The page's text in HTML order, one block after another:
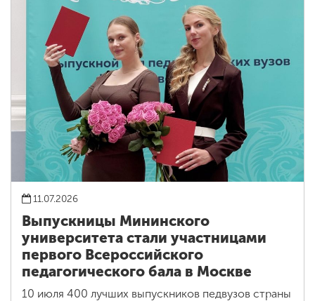
11.07.2026
Выпускницы Мининского
университета стали участницами
первого Всероссийского
педагогического бала в Москве
10 июля 400 лучших выпускников педвузов страны